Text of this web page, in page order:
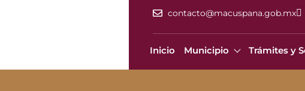
contacto@macuspana.gob.mx
Inicio Municipio Trámites y